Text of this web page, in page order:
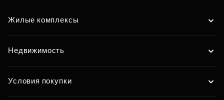
Жилые комплексы
Недвижимость
Условия покупки